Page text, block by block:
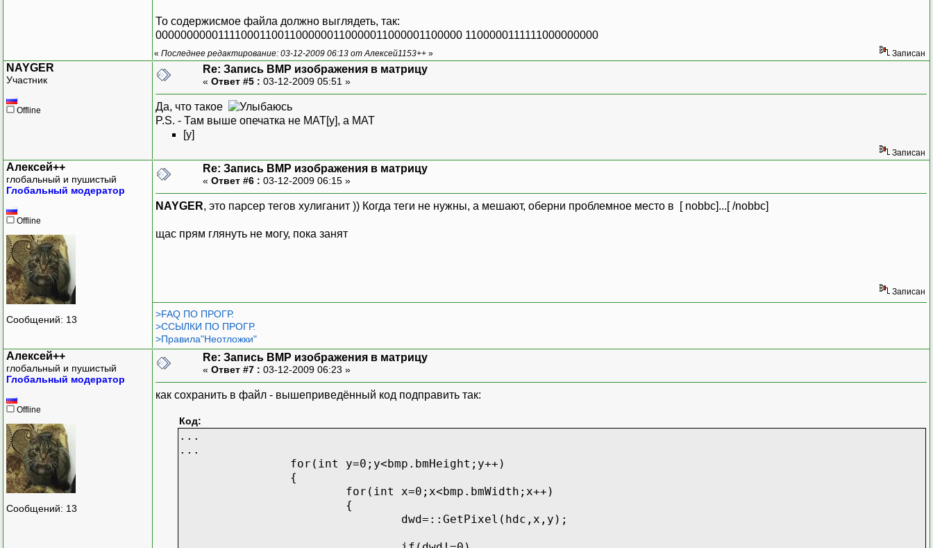
If (MAT[0][2]==K)
fputs( K, file );
else
MAT[0][2]=L;
fputs( L, file );
If (MAT[0][3]==K)
MAT[0][3]=K;
else
MAT[0][3]=L;
fputs( L, file );
То содержисмое файла должно выглядеть, так:
00000000001111000110011000000110000011000001100000 1100000111111000000000
« Последнее редактирование: 03-12-2009 06:13 от Алексей1153++ » Записан
NAYGER
Участник
Offline
Re: Запись BMP изображения в матрицу
« Ответ #5 : 03-12-2009 05:51 »
Да, что такое
P.S. - Там выше опечатка не MAT[y], а MAT
[y]
Записан
Алексей++
глобальный и пушистый
Глобальный модератор
Offline
Сообщений: 13
Re: Запись BMP изображения в матрицу
« Ответ #6 : 03-12-2009 06:15 »
NAYGER, это парсер тегов хулиганит )) Когда теги не нужны, а мешают, оберни проблемное место в [ nobbc]...[ /nobbc]
щас прям глянуть не могу, пока занят
Записан
>FAQ ПО ПРОГР.
>ССЫЛКИ ПО ПРОГР.
>Правила"Неотложки"
Алексей++
глобальный и пушистый
Глобальный модератор
Offline
Сообщений: 13
Re: Запись BMP изображения в матрицу
« Ответ #7 : 03-12-2009 06:23 »
как сохранить в файл - вышеприведённый код подправить так:
Код:
...
...
for(int y=0;y<bmp.bmHeight;y++)
{
for(int x=0;x<bmp.bmWidth;x++)
{
dwd=::GetPixel(hdc,x,y);